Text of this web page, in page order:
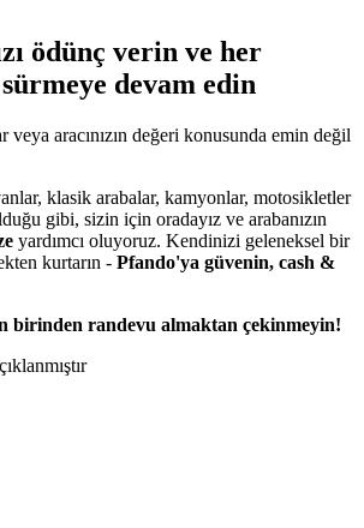
ödünç verin ve her
devam edin
veya aracınızın değeri konusunda emin değil
klasik arabalar, kamyonlar, motosikletler
gibi, sizin için oradayız ve arabanızın
yardımcı oluyoruz. Kendinizi geleneksel bir
kurtarın - Pfando'ya güvenin, cash &
birinden randevu almaktan çekinmeyin!